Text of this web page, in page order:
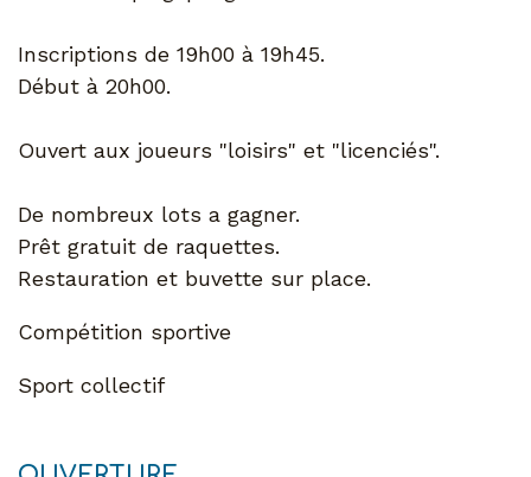
Inscriptions de 19h00 à 19h45.
Début à 20h00.
Ouvert aux joueurs "loisirs" et "licenciés".
De nombreux lots a gagner.
Prêt gratuit de raquettes.
Restauration et buvette sur place.
Compétition sportive
Sport collectif